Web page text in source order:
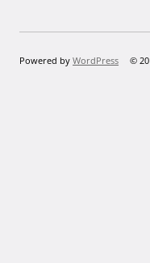
Powered by WordPress
©